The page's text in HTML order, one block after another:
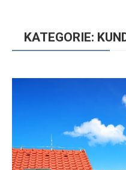
KATEGORIE: